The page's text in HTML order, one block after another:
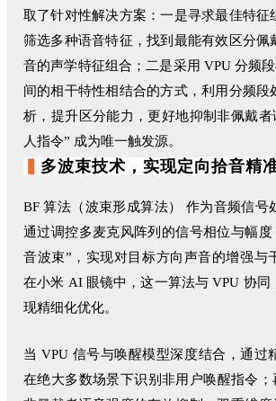
取了针对性解决方案：一是寻求最佳特征
筛选多种语音特征，找到最能有效区分佩
音的声学特征组合；二是采用 VPU 分频
间的相干特性相结合的方式，利用分频段
析，提升区分能力，更好地抑制非佩戴者
人指令” 成为唯一触发源。
多波束技术，实现定向拾音精
BF 算法（波束形成算法） 作为音频信号
通过调控多麦克风阵列的信号相位与幅
音波束”，实现对目标方向声音的增强与
在小米 AI 眼镜中，这一算法与 VPU 协同
现精细化优化。
当 VPU 信号与唤醒模型深度结合，通过
在绝大多数场景下识别非用户唤醒指令